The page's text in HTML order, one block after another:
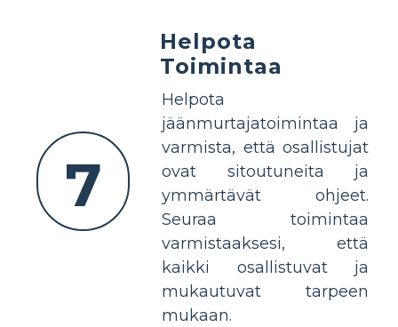
7
Helpota
Toimintaa
Helpota
jäänmurtajatoimintaa ja
varmista, että osallistujat
ovat sitoutuneita ja
ymmärtävät ohjeet.
Seuraa toimintaa
varmistaaksesi, että
kaikki osallistuvat ja
mukautuvat tarpeen
mukaan.